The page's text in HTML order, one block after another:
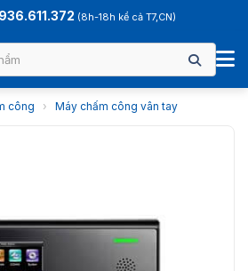
(8h-18h kể cả T7,CN)
công › Máy chấm công vân tay